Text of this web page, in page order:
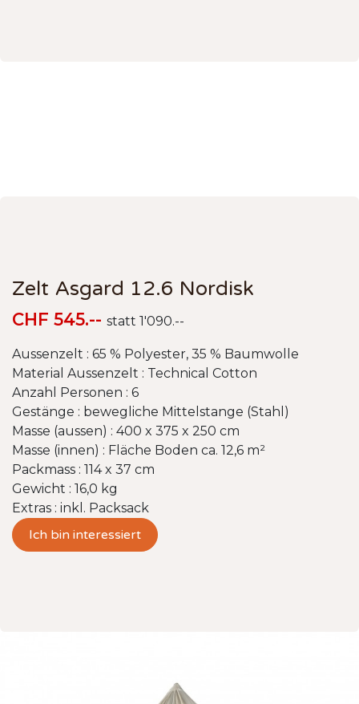
Zelt Asgard 12.6 Nordisk
CHF 545.-- statt 1'090.--
Aussenzelt : 65 % Polyester, 35 % Baumwolle
Material Aussenzelt : Technical Cotton
Anzahl Personen : 6
Gestänge : bewegliche Mittelstange (Stahl)
Masse (aussen) : 400 x 375 x 250 cm
Masse (innen) : Fläche Boden ca. 12,6 m²
Packmass : 114 x 37 cm
Gewicht : 16,0 kg
Extras : inkl. Packsack
Ich bin interessiert